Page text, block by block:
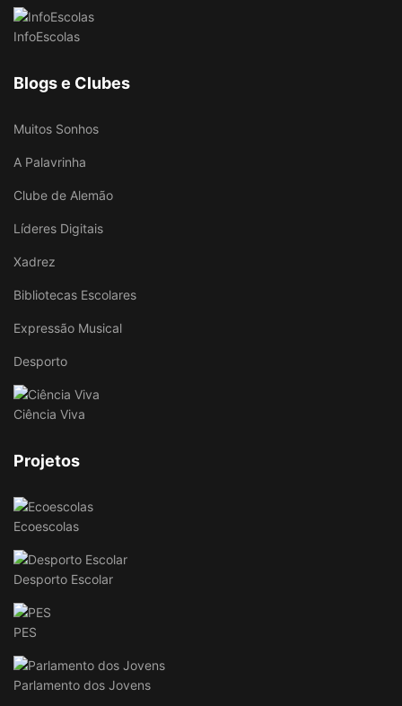
InfoEscolas
Blogs e Clubes
Muitos Sonhos
A Palavrinha
Clube de Alemão
Líderes Digitais
Xadrez
Bibliotecas Escolares
Expressão Musical
Desporto
Ciência Viva
Projetos
Ecoescolas
Desporto Escolar
PES
Parlamento dos Jovens